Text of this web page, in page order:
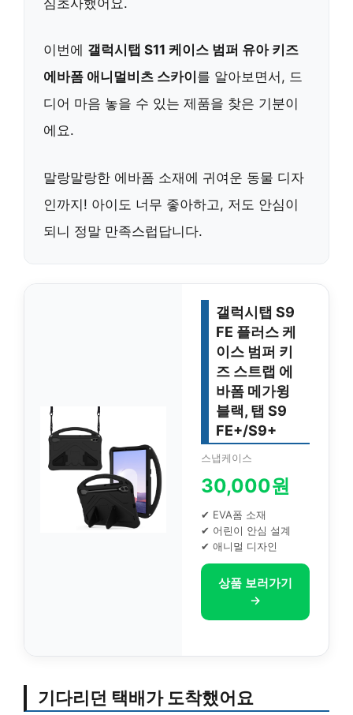
이번에 갤럭시탭 S11 케이스 범퍼 유아 키즈
에바폼 애니멀비츠 스카이 를 알아보면서, 드
디어 마음 놓을 수 있는 제품을 찾은 기분이
에요.
말랑말랑한 에바폼 소재에 귀여운 동물 디자
인까지! 아이도 너무 좋아하고, 저도 안심이
되니 정말 만족스럽답니다.
갤럭시탭 S9
FE 플러스 케
이스 범퍼 키
즈 스트랩 에
바폼 메가윙
블랙, 탭 S9
FE+/S9+
스냅케이스
30,000원
✔ EVA폼 소재
✔ 어린이 안심 설계
✔ 애니멀 디자인
상품 보러가기
→
기다리던 택배가 도착했어요